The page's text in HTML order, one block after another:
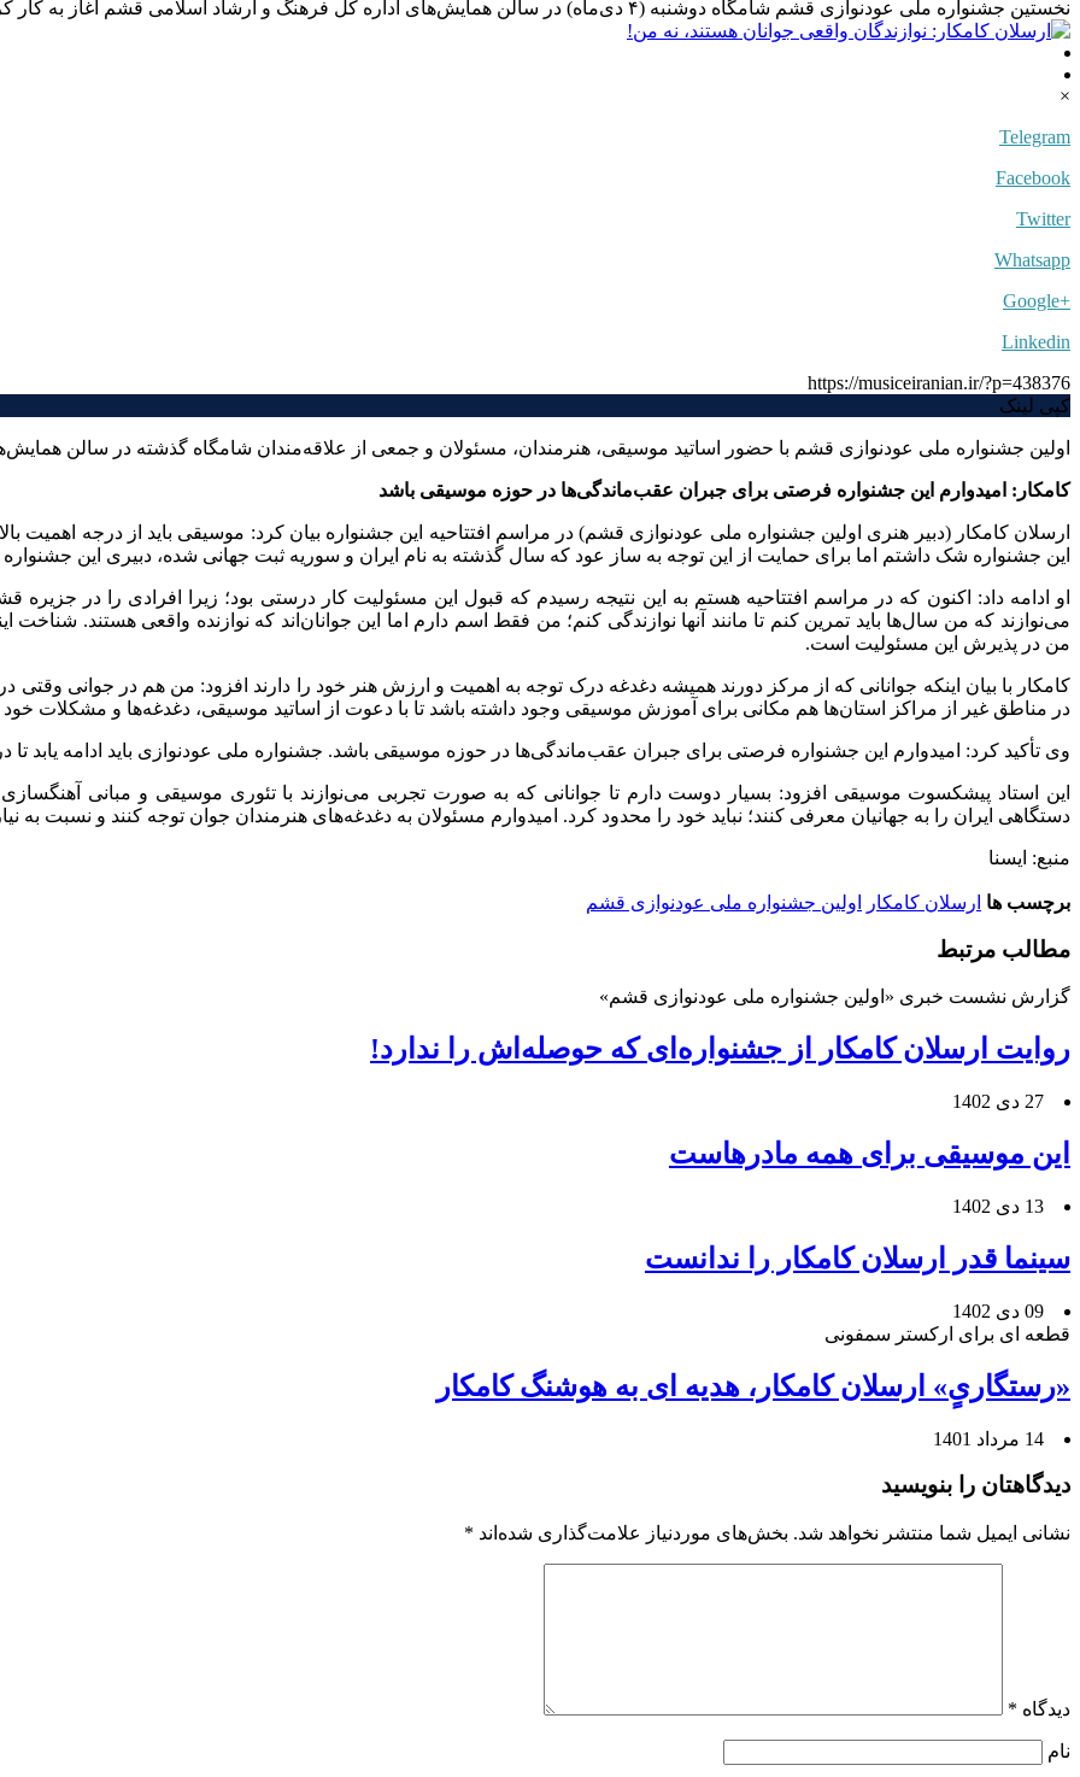
نخستین جشنواره ملی عودنوازی قشم شامگاه دوشنبه (۴ دی‌ماه) در سالن همایش‌های اداره کل فرهنگ و ارشاد اسلامی قشم آغاز به کار کرد.
×
Telegram
Facebook
Twitter
Whatsapp
+Google
Linkedin
https://musiceiranian.ir/?p=438376
کپی لینک
اولین جشنواره ملی عودنوازی قشم با حضور اساتید موسیقی، هنرمندان، مسئولان و جمعی از علاقه‌مندان شامگاه گذشته در سالن
کامکار: امیدوارم این جشنواره فرصتی برای جبران عقب‌ماندگی‌ها در حوزه موسیقی باشد
ارسلان کامکار (دبیر هنری اولین جشنواره ملی عودنوازی قشم) در مراسم افتتاحیه این جشنواره بیان کرد: موسیقی باید از درجه اهمیت
این جشنواره شک داشتم اما برای حمایت از این توجه به ساز عود که سال گذشته به نام ایران و سوریه ثبت جهانی شده، دبیری این جشنواره
‌او ادامه داد: اکنون که در مراسم افتتاحیه هستم به این نتیجه رسیدم که قبول این مسئولیت کار درستی بود؛ زیرا افرادی را در
می‌نوازند که من سال‌ها باید تمرین کنم تا مانند آنها نوازندگی کنم؛ من فقط اسم دارم اما این جوانان‌اند که نوازنده واقعی هستند.
من در پذیرش این مسئولیت است.
کامکار با بیان اینکه جوانانی که از مرکز دورند همیشه دغدغه درک توجه به اهمیت و ارزش هنر خود را دارند افزود: من هم در جوانی وقتی
در مناطق غیر از مراکز استان‌ها ‌هم مکانی برای آموزش موسیقی وجود داشته باشد تا با دعوت از اساتید موسیقی، دغدغه‌ها و مشکلات خود
وی تأکید کرد: امیدوارم این جشنواره فرصتی برای جبران عقب‌ماندگی‌ها در حوزه موسیقی باشد. جشنواره ملی عودنوازی باید ادامه یابد
این استاد پیشکسوت موسیقی افزود: بسیار دوست دارم تا جوانانی که به صورت تجربی می‌نوازند با تئوری موسیقی و مبانی
دستگاهی ایران را به جهانیان معرفی کنند؛ نباید خود را محدود کرد. امیدوارم مسئولان به دغدغه‌های هنرمندان جوان توجه کنند و نسبت به
منبع: ایسنا
برچسب ها ارسلان کامکار اولین جشنواره ملی عودنوازی قشم
مطالب مرتبط
گزارش نشست خبری «اولین جشنواره ملی عودنوازی قشم»
روایت ارسلان کامکار از جشنواره‌ای که حوصله‌اش را ندارد!
27 دی 1402
این موسیقی برای همه مادرهاست
13 دی 1402
سینما قدر ارسلان کامکار را ندانست
09 دی 1402
قطعه ای برای ارکستر سمفونی
«رستگاریٍ» ارسلان کامکار، هدیه ای به هوشنگ کامکار
14 مرداد 1401
دیدگاهتان را بنویسید
نشانی ایمیل شما منتشر نخواهد شد. بخش‌های موردنیاز علامت‌گذاری شده‌اند *
دیدگاه *
نام